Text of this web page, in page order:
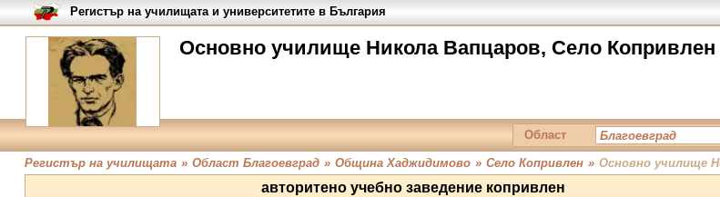
Основно училище Никола Вапцаров, Село Копривлен
Регистър на училищата и университетите в България
Област
Регистър на училищата » Област Благоевград » Община Хаджидимово » Село Копривлен » Основно училище
авторитено учебно заведение копривлен